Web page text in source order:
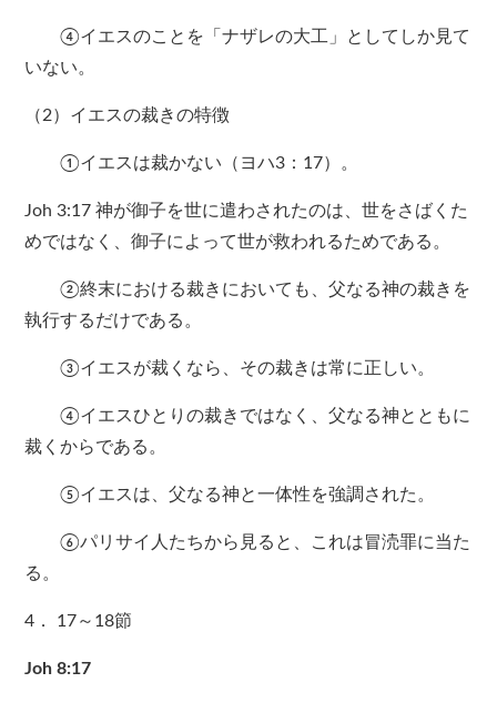
④イエスのことを「ナザレの大工」としてしか見て
いない。
（2）イエスの裁きの特徴
①イエスは裁かない（ヨハ3：17）。
Joh 3:17 神が御子を世に遣わされたのは、世をさばくた
めではなく、御子によって世が救われるためである。
②終末における裁きにおいても、父なる神の裁きを
執行するだけである。
③イエスが裁くなら、その裁きは常に正しい。
④イエスひとりの裁きではなく、父なる神とともに
裁くからである。
⑤イエスは、父なる神と一体性を強調された。
⑥パリサイ人たちから見ると、これは冒涜罪に当た
る。
4． 17～18節
Joh 8:17